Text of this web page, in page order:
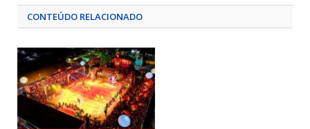
CONTEÚDO RELACIONADO